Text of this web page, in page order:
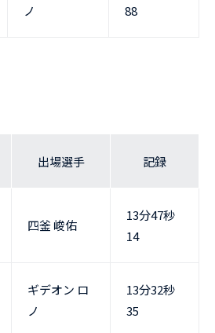
ノ
88
出場選手 記録
四釜 峻佑
13分47秒
14
ギデオン ロ
ノ
13分32秒
35